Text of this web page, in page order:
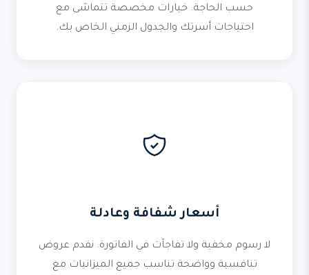
حسب الحاجة. خيارات مخصصة تتماشى مع
احتياجات أسرتك والجدول الزمني الخاص بك.
أسعار شفافة وعادلة
لا رسوم مخفية ولا تفاجآت في الفاتورة. نقدم عروض
تنافسية وواضحة تناسب جميع الميزانيات مع